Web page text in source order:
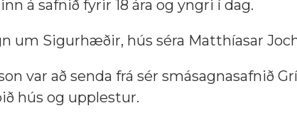
á safnið fyrir 18 ára og yngri í dag.
um Sigurhæðir, hús séra Matthíasar
var að senda frá sér smásagnasafnið
hús og upplestur.